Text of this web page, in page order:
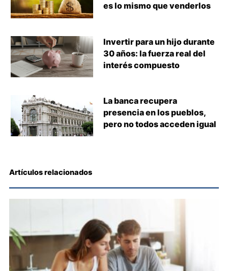
es lo mismo que venderlos
Invertir para un hijo durante
30 años: la fuerza real del
interés compuesto
La banca recupera
presencia en los pueblos,
pero no todos acceden igual
Artículos relacionados